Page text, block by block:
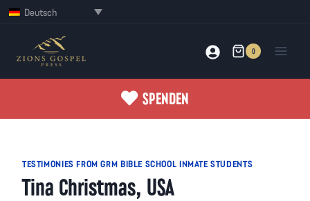
Zum
springen
Deutsch
0
SPENDEN
TESTIMONIES FROM GRM BIBLE SCHOOL INMATE STUDENTS
Tina Christmas, USA